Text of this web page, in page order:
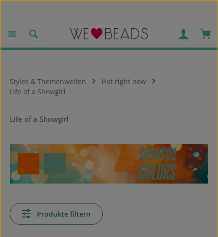
Styles & Themenwelten
Hot right now
Life of a Showgirl
Life of a Showgirl
Produkte filtern